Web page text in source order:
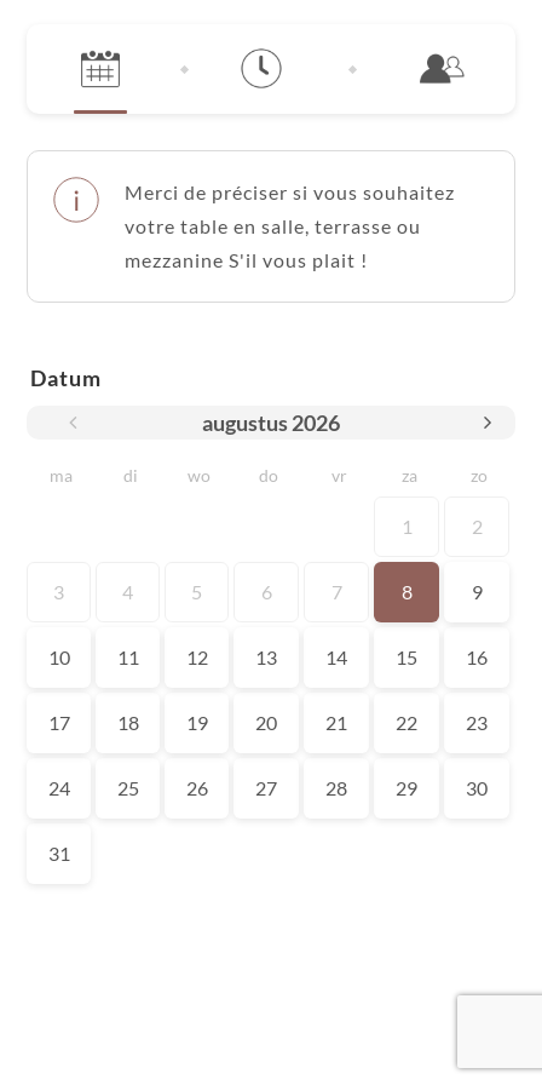
Merci de préciser si vous souhaitez
votre table en salle, terrasse ou
mezzanine S'il vous plait !
Datum
augustus2026
ma di wo do vr za zo
1 2
3 4 5 6 7 8 9
10 11 12 13 14 15 16
17 18 19 20 21 22 23
24 25 26 27 28 29 30
31